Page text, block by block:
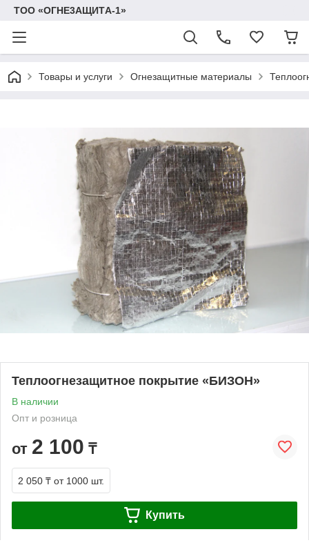
TOO «OГHE3AЩИTА-1»
Товары и услуги Огнезащитные материалы
Теплоогнезащитное покрытие «БИЗОН»
В наличии
Опт и розница
от 2 100 ₸
2 050 ₸ от 1000 шт.
Купить